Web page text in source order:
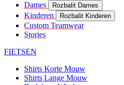
Dames Rozbalit Dames
Kinderen Rozbalit Kinderen
Custom Teamwear
Stories
FIETSEN
Shirts Korte Mouw
Shirts Lange Mouw